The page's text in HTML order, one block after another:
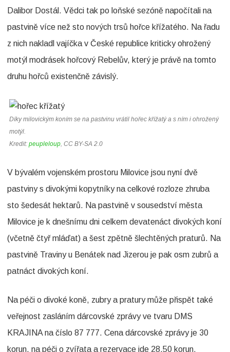
í
c
h
p
j
e
!
Dalibor Dostál. Vědci tak po loňské sezóně napočítali na
pastvině více než sto nových trsů hořce křížatého. Na řadu
z nich nakladl vajíčka v České republice kriticky ohrožený
motýl modrásek hořcový Rebelův, který je právě na tomto
druhu hořců existenčně závislý.
Díky milovickým koním se na pastvinu vrátil hořec křížatý a s ním i ohrožený
motýl.
Kredit: peupleloup, CC BY-SA 2.0
V bývalém vojenském prostoru Milovice jsou nyní dvě
pastviny s divokými kopytníky na celkové rozloze zhruba
sto šedesát hektarů. Na pastvině v sousedství města
Milovice je k dnešnímu dni celkem devatenáct divokých koní
(včetně čtyř mláďat) a šest zpětně šlechtěných praturů. Na
pastvině Traviny u Benátek nad Jizerou je pak osm zubrů a
patnáct divokých koní.
Na péči o divoké koně, zubry a pratury může přispět také
veřejnost zasláním dárcovské zprávy ve tvaru DMS
KRAJINA na číslo 87 777. Cena dárcovské zprávy je 30
korun, na péči o zvířata a rezervace jde 28,50 korun.